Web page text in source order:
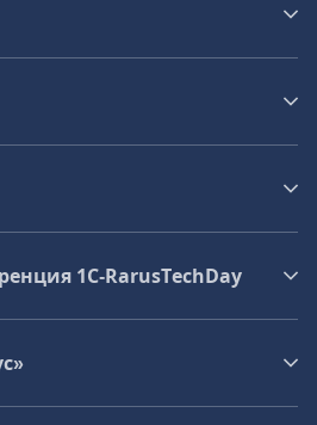
1C‑RarusTechDay